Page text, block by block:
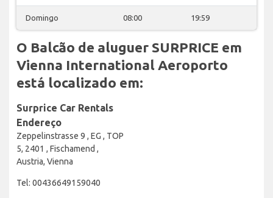
Domingo 08:00 19:59
O Balcão de aluguer SURPRICE em
Vienna International Aeroporto
está localizado em:
Surprice Car Rentals
Endereço
Zeppelinstrasse 9 , EG , TOP
5, 2401 , Fischamend ,
Austria, Vienna
Tel: 00436649159040